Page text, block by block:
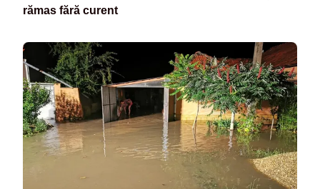
rămas fără curent